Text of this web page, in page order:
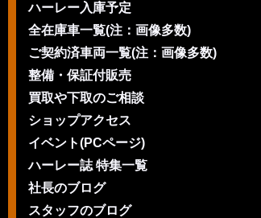
ハーレー入庫予定
全在庫車一覧(注：画像多数)
ご契約済車両一覧(注：画像多数)
整備・保証付販売
買取や下取のご相談
ショップアクセス
イベント(PCページ)
ハーレー誌 特集一覧
社長のブログ
スタッフのブログ